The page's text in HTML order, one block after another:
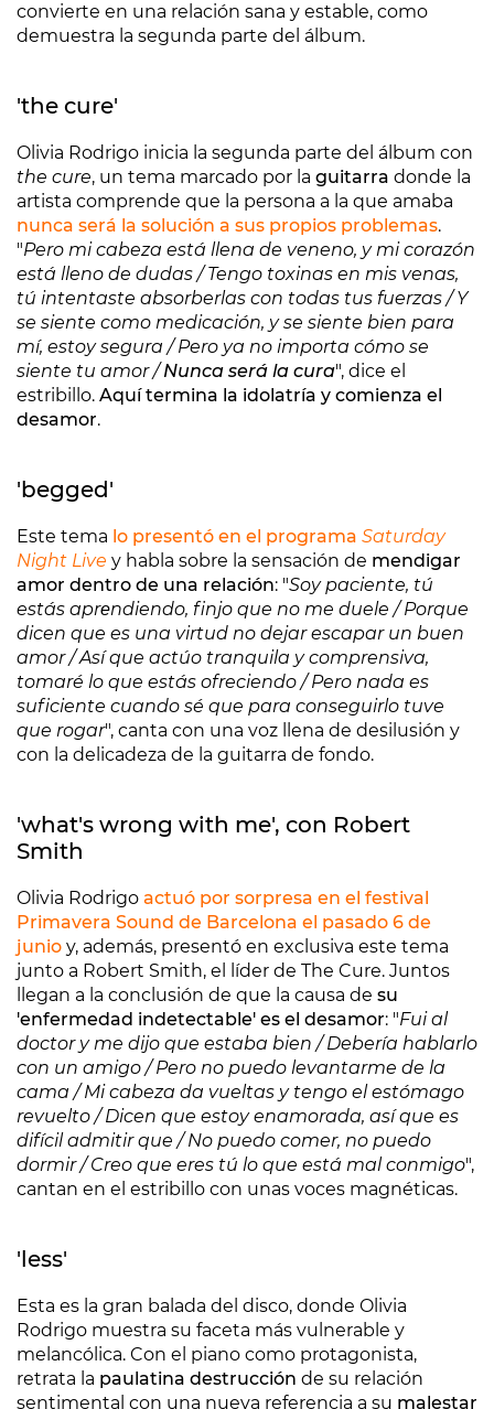
convierte en una relación sana y estable, como
demuestra la segunda parte del álbum.
'the cure'
Olivia Rodrigo inicia la segunda parte del álbum con
the cure, un tema marcado por la guitarra donde la
artista comprende que la persona a la que amaba
nunca será la solución a sus propios problemas.
"Pero mi cabeza está llena de veneno, y mi corazón
está lleno de dudas / Tengo toxinas en mis venas,
tú intentaste absorberlas con todas tus fuerzas / Y
se siente como medicación, y se siente bien para
mí, estoy segura / Pero ya no importa cómo se
siente tu amor /Nunca será la cura", dice el
estribillo. Aquí termina la idolatría y comienza el
desamor.
'begged'
Este tema lo presentó en el programa Saturday
Night Live y habla sobre la sensación de mendigar
amor dentro de una relación: "Soy paciente, tú
estás aprеndiendo, finjo que no me duele / Porque
dicen que es una virtud no dejar escapar un buen
amor / Así que actúo tranquila y comprensiva,
tomaré lo que estás ofreciendo / Pero nada es
suficiente cuando sé que para conseguirlo tuve
que rogar", canta con una voz llena de desilusión y
con la delicadeza de la guitarra de fondo.
'what's wrong with me', con Robert
Smith
Olivia Rodrigo actuó por sorpresa en el festival
Primavera Sound de Barcelona el pasado 6 de
junio y, además, presentó en exclusiva este tema
junto a Robert Smith, el líder de The Cure. Juntos
llegan a la conclusión de que la causa de su
'enfermedad indetectable' es el desamor: "Fui al
doctor y me dijo que estaba bien / Debería hablarlo
con un amigo / Pero no puedo levantarme de la
cama / Mi cabeza da vueltas y tengo el estómago
revuelto / Dicen que estoy enamorada, así que es
difícil admitir que / No puedo comer, no puedo
dormir / Creo que eres tú lo que está mal conmigo",
cantan en el estribillo con unas voces magnéticas.
'less'
Esta es la gran balada del disco, donde Olivia
Rodrigo muestra su faceta más vulnerable y
melancólica. Con el piano como protagonista,
retrata la paulatina destrucción de su relación
sentimental con una nueva referencia a su malestar